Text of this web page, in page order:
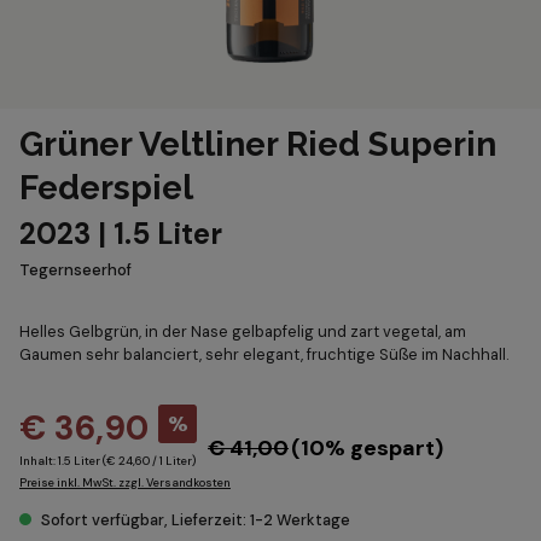
Grüner Veltliner Ried Superin
Federspiel
2023 | 1.5 Liter
Tegernseerhof
Helles Gelbgrün, in der Nase gelbapfelig und zart vegetal, am
Gaumen sehr balanciert, sehr elegant, fruchtige Süße im Nachhall.
€ 36,90
%
€ 41,00(10% gespart)
Inhalt:1.5 Liter(€ 24,60 / 1 Liter)
Preise inkl. MwSt. zzgl. Versandkosten
Sofort verfügbar, Lieferzeit: 1-2 Werktage